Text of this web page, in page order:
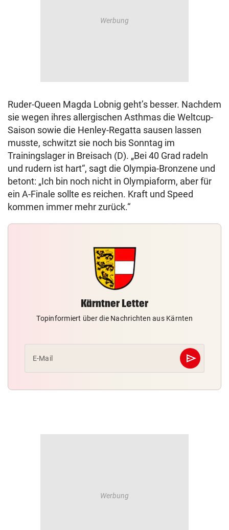
Ruder-Queen Magda Lobnig geht’s besser. Nachdem
sie wegen ihres allergischen Asthmas die Weltcup-
Saison sowie die Henley-Regatta sausen lassen
musste, schwitzt sie noch bis Sonntag im
Trainingslager in Breisach (D). „Bei 40 Grad radeln
und rudern ist hart“, sagt die Olympia-Bronzene und
betont: „Ich bin noch nicht in Olympiaform, aber für
ein A-Finale sollte es reichen. Kraft und Speed
kommen immer mehr zurück.“
Kärntner Letter
Topinformiert über die Nachrichten aus Kärnten
E-Mail send
Abschicken